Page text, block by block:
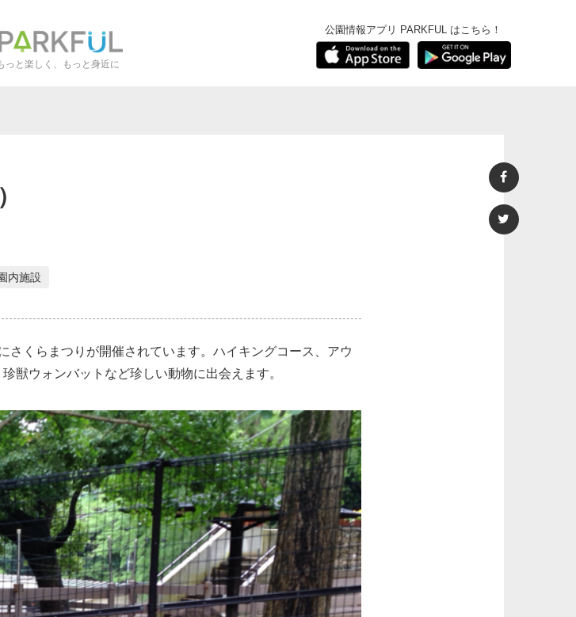
っと楽しく、もっと身近に
公園情報アプリ PARKFUL はこちら！
内施設
さくらまつりが開催されています。ハイキングコース、アウ
獣ウォンバットなど珍しい動物に出会えます。